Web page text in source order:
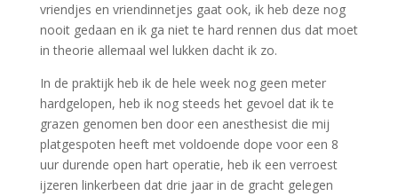
vriendjes en vriendinnetjes gaat ook, ik heb deze nog
nooit gedaan en ik ga niet te hard rennen dus dat moet
in theorie allemaal wel lukken dacht ik zo.
In de praktijk heb ik de hele week nog geen meter
hardgelopen, heb ik nog steeds het gevoel dat ik te
grazen genomen ben door een anesthesist die mij
platgespoten heeft met voldoende dope voor een 8
uur durende open hart operatie, heb ik een verroest
ijzeren linkerbeen dat drie jaar in de gracht gelegen